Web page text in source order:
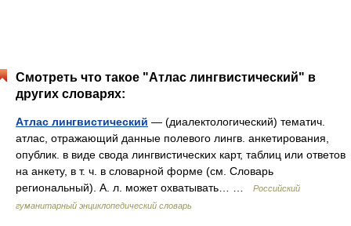
Смотреть что такое "Атлас лингвистический" в
других словарях:
Атлас лингвистический — (диалектологический) тематич.
атлас, отражающий данные полевого лингв. анкетирования,
опублик. в виде свода лингвистических карт, таблиц или ответов
на анкету, в т. ч. в словарной форме (см. Словарь
региональный). А. л. может охватывать… …
Российский
гуманитарный энциклопедический словарь